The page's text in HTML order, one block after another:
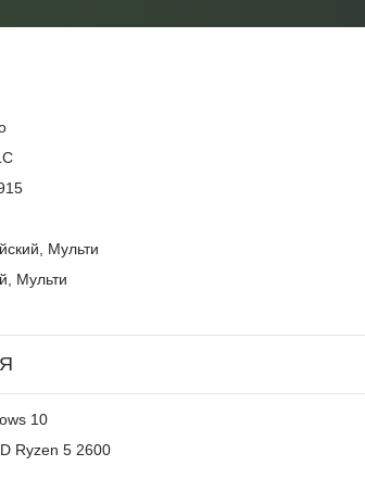
Мульти
Мульти
10
Ryzen 5 2600